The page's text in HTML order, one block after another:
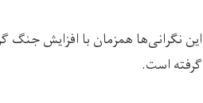
این نگرانی‌ها همزمان با افزایش جنگ
گرفته است.